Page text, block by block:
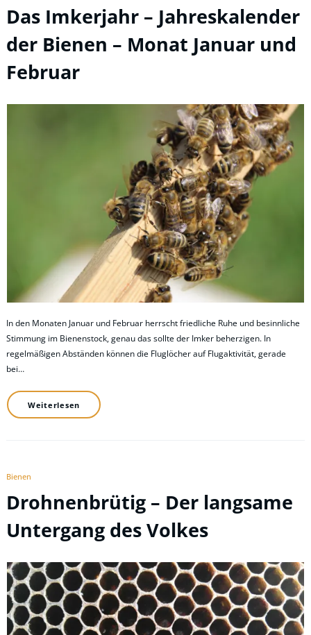
Das Imkerjahr – Jahreskalender
der Bienen – Monat Januar und
Februar
In den Monaten Januar und Februar herrscht friedliche Ruhe und besinnliche
Stimmung im Bienenstock, genau das sollte der Imker beherzigen. In
regelmäßigen Abständen können die Fluglöcher auf Flugaktivität, gerade
bei…
Weiterlesen
Bienen
Drohnenbrütig – Der langsame
Untergang des Volkes